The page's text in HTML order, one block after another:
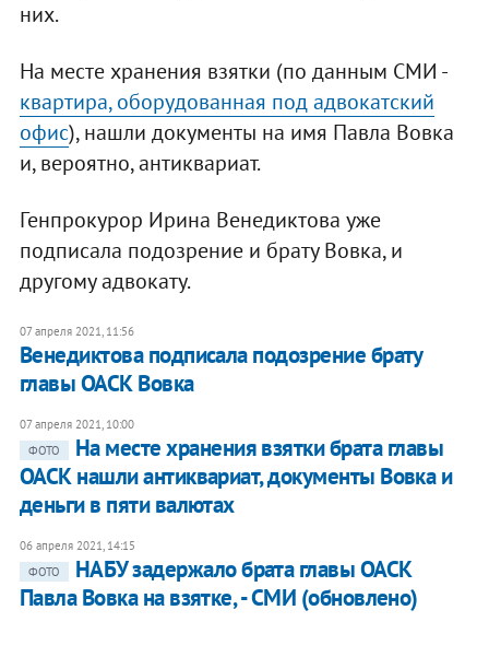
них.
На месте хранения взятки (по данным СМИ -
квартира, оборудованная под адвокатский
офис), нашли документы на имя Павла Вовка
и, вероятно, антиквариат.
Генпрокурор Ирина Венедиктова уже
подписала подозрение и брату Вовка, и
другому адвокату.
07 апреля 2021, 11:56
Венедиктова подписала подозрение брату
главы ОАСК Вовка
07 апреля 2021, 10:00
ФОТО
На месте хранения взятки брата главы
ОАСК нашли антиквариат, документы Вовка и
деньги в пяти валютах
06 апреля 2021, 14:15
ФОТО
НАБУ задержало брата главы ОАСК
Павла Вовка на взятке, - СМИ (обновлено)